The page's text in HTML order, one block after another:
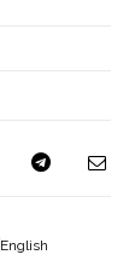
English